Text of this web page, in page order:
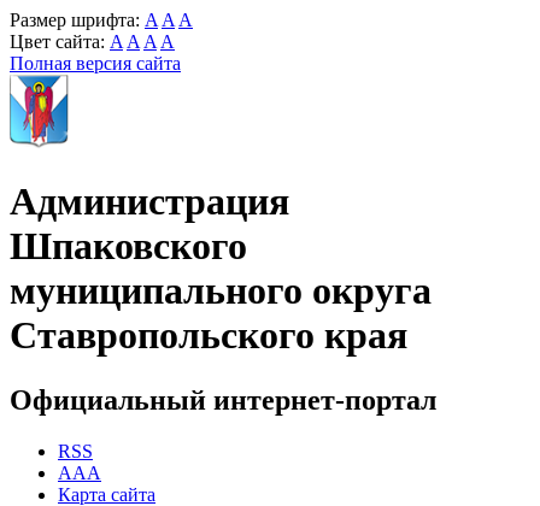
Размер шрифта: A A A
Цвет сайта: A A A A
Полная версия сайта
Администрация
Шпаковского
муниципального округа
Ставропольского края
Официальный интернет-портал
RSS
AAA
Карта сайта